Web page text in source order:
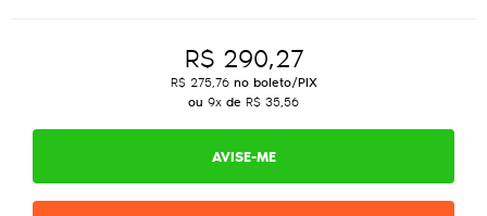
R$ 290,27
R$ 275,76no boleto/PIX
ou 9x de R$ 35,56
AVISE-ME